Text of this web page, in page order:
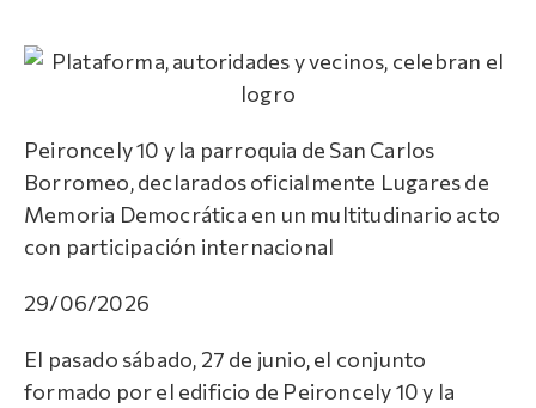
Peironcely 10 y la parroquia de San Carlos
Borromeo, declarados oficialmente Lugares de
Memoria Democrática en un multitudinario acto
con participación internacional
29/06/2026
El pasado sábado, 27 de junio, el conjunto
formado por el edificio de Peironcely 10 y la